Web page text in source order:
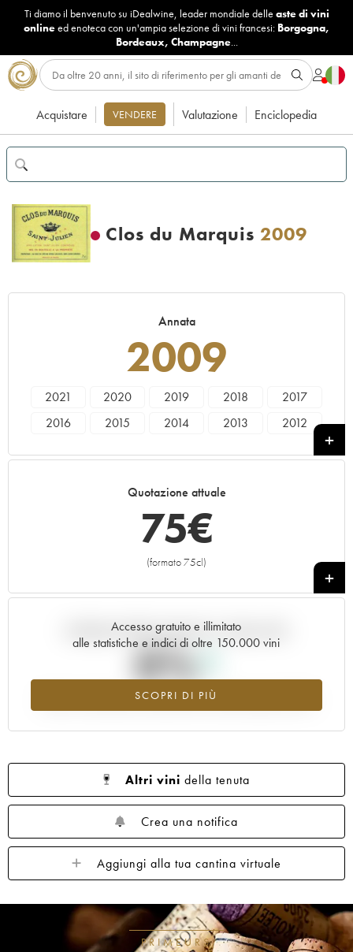
Ti diamo il benvenuto su iDealwine, leader mondiale delle aste di vini
onlineed enoteca con un'ampia selezione di vini francesi: Borgogna,
Bordeaux, Champagne...
Acquistare VENDERE Valutazione Enciclopedia
Clos du Marquis 2009
Annata
2009
2021 2020 2019 2018
2017
2016
2015 2014 2013
2012
2000 1999 1998
1994
1964 ----
Quotazione attuale
75€
(formato 75cl)
+
Accesso gratuito e illimitato
alle statistiche e indici di oltre 150.000 vini
SCOPRI DI PIÙ
Andamento della quotazione in tempo reale
0%
Valore in aumento per l'annata 2009 nel 2026 rispetto al 2025
Altri vini della tenuta
Crea una notifica
Aggiungi alla tua cantina virtuale
PRIMEURS